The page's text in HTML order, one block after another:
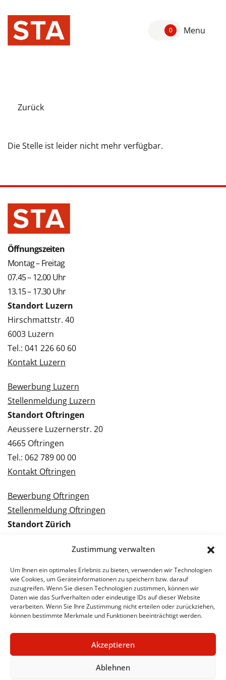
Zustimmung verwalten
Um Ihnen ein optimales Erlebnis zu bieten, verwenden wir Technologien
wie Cookies, um Geräteinformationen zu speichern bzw. darauf
zuzugreifen. Wenn Sie diesen Technologien zustimmen, können wir
Daten wie das Surfverhalten oder eindeutige IDs auf dieser Website
verarbeiten. Wenn Sie Ihre Zustimmung nicht erteilen oder zurückziehen,
können bestimmte Merkmale und Funktionen beeinträchtigt werden.
Akzeptieren
Ablehnen
0 Menu
Zurück
Die Stelle ist leider nicht mehr verfügbar.
Öffnungszeiten
Montag – Freitag
07.45 – 12.00 Uhr
13.15 – 17.30 Uhr
Standort Luzern
Hirschmattstr. 40
6003 Luzern
Tel.: 041 226 60 60
Kontakt Luzern
Bewerbung Luzern
Stellenmeldung Luzern
Standort Oftringen
Aeussere Luzernerstr. 20
4665 Oftringen
Tel.: 062 789 00 00
Kontakt Oftringen
Bewerbung Oftringen
Stellenmeldung Oftringen
Standort Zürich
Tel.: 043 288 38 88
Kontakt Zürich
Bewerbung Zürich
Stellenmeldung Zürich
ImpressumDatenschutzerklärung